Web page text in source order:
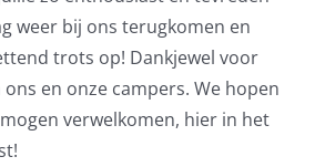
weer bij ons terugkomen en
trots op! Dankjewel voor
en onze campers. We hopen
verwelkomen, hier in het